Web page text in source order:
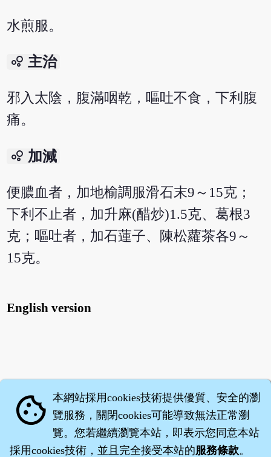
水煎服。
bubble_chart 主治
邪入太陰，腹滿咽乾，嘔吐不食，下利腹
痛。
bubble_chart 加減
便膿血者，加地榆調服滑石末9～15克；
下利不止者，加升麻(醋炒)1.5克、葛根3
克；嘔吐者，加石蓮子、陳松蘿茶各9～
15克。
English version
cookie 本網站採用cookies技術提供優質、安全的瀏
覽服務，關閉cookies可能導致無法正常瀏
覽。您若繼續瀏覽本站，即表示您同意本站
採用cookies技術，並且完全接受本站的服務條款。